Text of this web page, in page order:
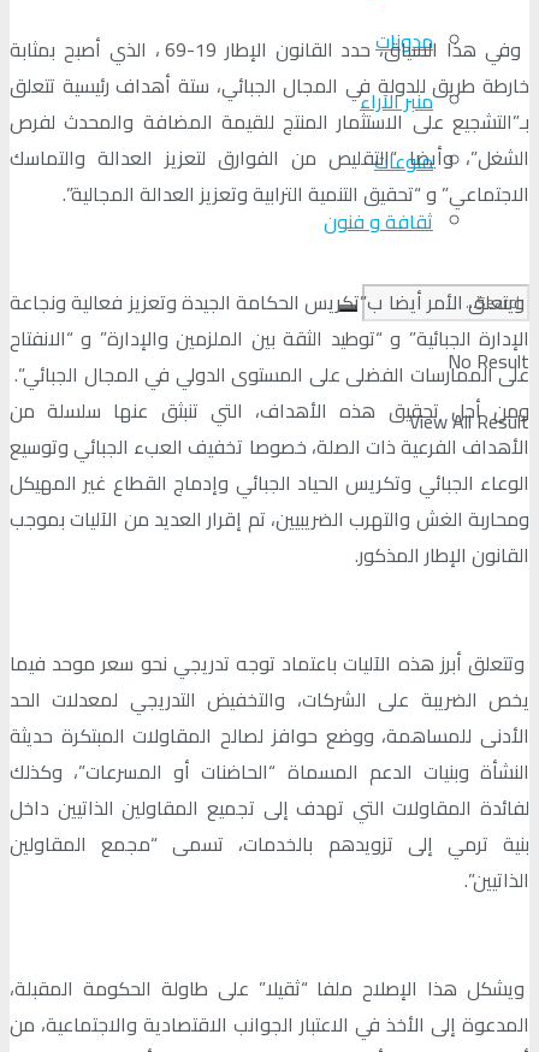
مدونات
منبر الآراء
منوعات
ثقافة و فنون
No Result
View All Result
وفي هذا السياق، حدد القانون الإطار 19-69 ، الذي أصبح بمثابة
خارطة طريق للدولة في المجال الجبائي، ستة أهداف رئيسية تتعلق
بـ”التشجيع على الاستثمار المنتج للقيمة المضافة والمحدث لفرص
الشغل”، وأيضا “التقليص من الفوارق لتعزيز العدالة والتماسك
الاجتماعي” و “تحقيق التنمية الترابية وتعزيز العدالة المجالية”.
ويتعلق الأمر أيضا ب”تكريس الحكامة الجيدة وتعزيز فعالية ونجاعة
الإدارة الجبائية” و “توطيد الثقة بين الملزمين والإدارة” و “الانفتاح
على الممارسات الفضلى على المستوى الدولي في المجال الجبائي”.
ومن أجل تحقيق هذه الأهداف، التي تنبثق عنها سلسلة من
الأهداف الفرعية ذات الصلة، خصوصا تخفيف العبء الجبائي وتوسيع
الوعاء الجبائي وتكريس الحياد الجبائي وإدماج القطاع غير المهيكل
ومحاربة الغش والتهرب الضريبيين، تم إقرار العديد من الآليات بموجب
القانون الإطار المذكور.
وتتعلق أبرز هذه الآليات باعتماد توجه تدريجي نحو سعر موحد فيما
يخص الضريبة على الشركات، والتخفيض التدريجي لمعدلات الحد
الأدنى للمساهمة، ووضع حوافز لصالح المقاولات المبتكرة حديثة
النشأة وبنيات الدعم المسماة “الحاضنات أو المسرعات”، وكذلك
لفائدة المقاولات التي تهدف إلى تجميع المقاولين الذاتيين داخل
بنية ترمي إلى تزويدهم بالخدمات، تسمى “مجمع المقاولين
الذاتيين”.
ويشكل هذا الإصلاح ملفا “ثقيلا” على طاولة الحكومة المقبلة،
المدعوة إلى الأخذ في الاعتبار الجوانب الاقتصادية والاجتماعية، من